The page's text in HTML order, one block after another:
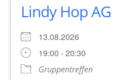
Lindy Hop AG
13.08.2026
19:00 - 20:30
Gruppentreffen